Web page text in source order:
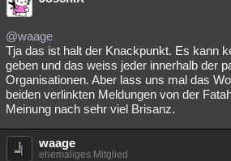
@waage
Tja das ist halt der Knackpunkt. Es kann
geben und das weiss jeder innerhalb der
Organisationen. Aber lass uns mal das
beiden verlinkten Meldungen von der
Meinung nach sehr viel Brisanz.
waage
ehemaliges Mitglied